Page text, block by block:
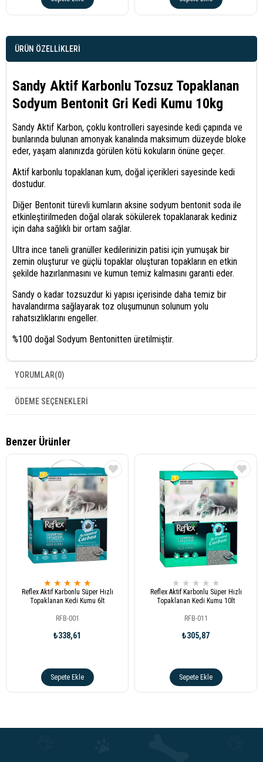
ÜRÜN ÖZELLIKLERI
Sandy Aktif Karbonlu Tozsuz Topaklanan
Sodyum Bentonit Gri Kedi Kumu 10kg
Sandy Aktif Karbon, çoklu kontrolleri sayesinde kedi çapında ve
bunlarında bulunan amonyak kanalında maksimum düzeyde bloke
eder, yaşam alanınızda görülen kötü kokuların önüne geçer.
Aktif karbonlu topaklanan kum, doğal içerikleri sayesinde kedi
dostudur.
Diğer Bentonit türevli kumların aksine sodyum bentonit soda ile
etkinleştirilmeden doğal olarak sökülerek topaklanarak kediniz
için daha sağlıklı bir ortam sağlar.
Ultra ince taneli granüller kedilerinizin patisi için yumuşak bir
zemin oluşturur ve güçlü topaklar oluşturan topakların en etkin
şekilde hazırlanmasını ve kumun temiz kalmasını garanti eder.
Sandy o kadar tozsuzdur ki yapısı içerisinde daha temiz bir
havalandırma sağlayarak toz oluşumunun solunum yolu
rahatsızlıklarını engeller.
%100 doğal Sodyum Bentonitten üretilmiştir.
YORUMLAR(0)
ÖDEME SEÇENEKLERI
Benzer Ürünler
★ ★ ★ ★ ★
Reflex Aktif Karbonlu Süper Hızlı
Topaklanan Kedi Kumu 6lt
RFB-001
₺338,61
Sepete Ekle
★ ★ ★ ★ ★
Reflex Aktif Karbonlu Süper Hızlı
Topaklanan Kedi Kumu 10lt
RFB-011
₺305,87
Sepete Ekle